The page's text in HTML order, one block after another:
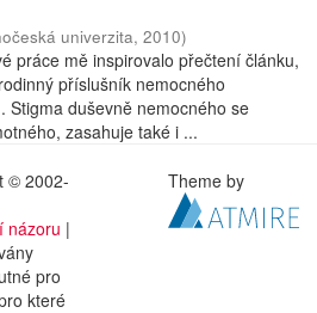
univerzita, 2010)
práce mě inspirovalo přečtení článku,
příslušník nemocného
Stigma duševně nemocného se
zasahuje také i ...
© 2002-
názoru |
pro
které
Theme by